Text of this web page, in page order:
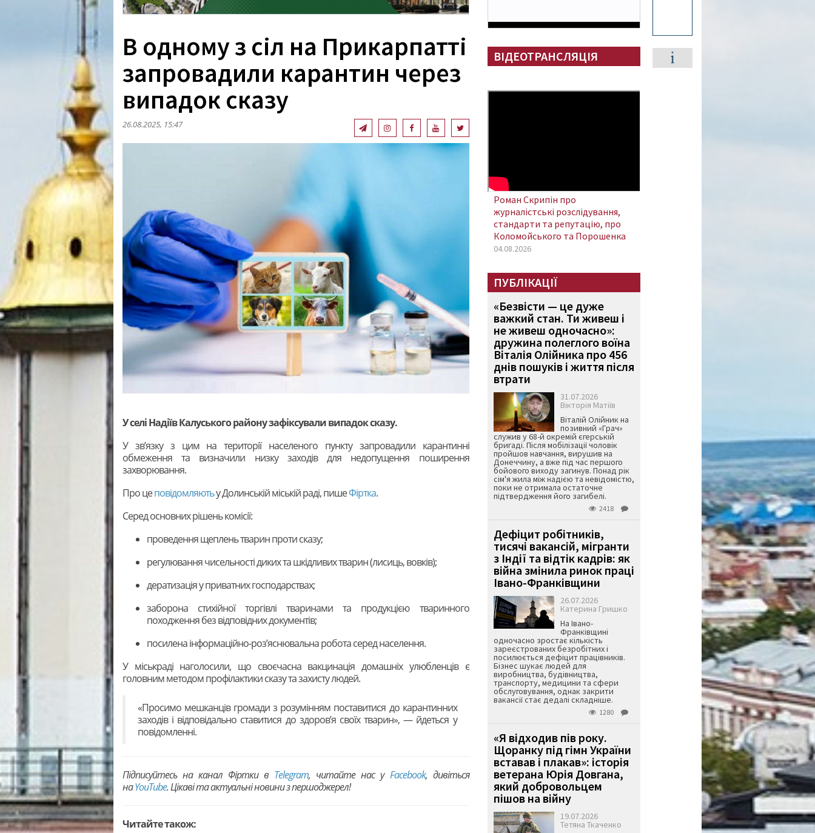
В одному з сіл на Прикарпатті
запровадили карантин через
випадок сказу
26.08.2025, 15:47
У селі Надіїв Калуського району зафіксували випадок сказу.
У зв’язку з цим на території населеного пункту запровадили карантинні
обмеження та визначили низку заходів для недопущення поширення
захворювання.
Про цеповідомляютьу Долинській міській раді, пишеФіртка.
Серед основних рішень комісії:
проведення щеплень тварин проти сказу;
регулювання чисельності диких та шкідливих тварин (лисиць, вовків);
дератизація у приватних господарствах;
заборона стихійної торгівлі тваринами та продукцією тваринного
походження без відповідних документів;
посилена інформаційно-роз’яснювальна робота серед населення.
У міськраді наголосили, що своєчасна вакцинація домашніх улюбленців є
головним методом профілактики сказу та захисту людей.
«Просимо мешканців громади з розумінням поставитися до карантинних
заходів і відповідально ставитися до здоров’я своїх тварин», — йдеться у
повідомленні.
Підписуйтесь на канал Фіртки в Telegram, читайте нас у Facebook, дивіться
наYouTubе. Цікаві та актуальні новини з першоджерел!
Читайте також:
ВІДЕОТРАНСЛЯЦІЯ
Роман Скрипін про
журналістські розслідування,
стандарти та репутацію, про
Коломойського та Порошенка
04.08.2026
ПУБЛІКАЦІЇ
«Безвісти — це дуже
важкий стан. Ти живеш і
не живеш одночасно»:
дружина полеглого воїна
Віталія Олійника про 456
днів пошуків і життя після
втрати
31.07.2026
Вікторія Матіїв
Віталій Олійник на
позивний «Грач»
служив у 68-й окремій єгерській
бригаді. Після мобілізації чоловік
пройшов навчання, вирушив на
Донеччину, а вже під час першого
бойового виходу загинув. Понад рік
сім'я жила між надією та невідомістю,
поки не отримала остаточне
підтвердження його загибелі.
2418
Дефіцит робітників,
тисячі вакансій, мігранти
з Індії та відтік кадрів: як
війна змінила ринок праці
Івано-Франківщини
26.07.2026
Катерина Гришко
На Івано-
Франківщині
одночасно зростає кількість
зареєстрованих безробітних і
посилюється дефіцит працівників.
Бізнес шукає людей для
виробництва, будівництва,
транспорту, медицини та сфери
обслуговування, однак закрити
вакансії стає дедалі складніше.
1280
«Я відходив пів року.
Щоранку під гімн України
вставав і плакав»: історія
ветерана Юрія Довгана,
який добровольцем
пішов на війну
19.07.2026
Тетяна Ткаченко